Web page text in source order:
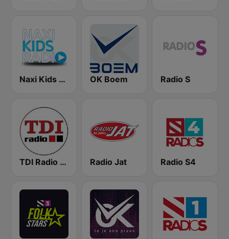
Naxi Kids Radio OK Boem Radio S
TDI Radio 91.8 FM Radio Jat Radio S4